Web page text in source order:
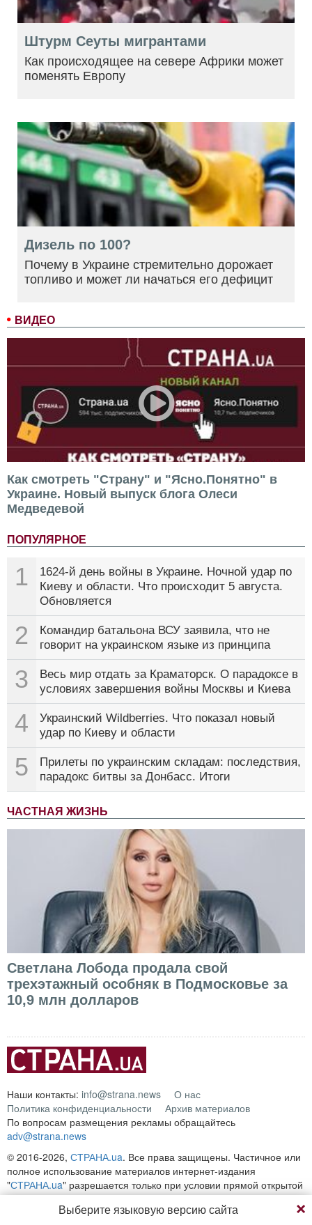
ВИДЕО
Как смотреть "Страну" и "Ясно.Понятно" в
Украине. Новый выпуск блога Олеси
Медведевой
ПОПУЛЯРНОЕ
1
1624-й день войны в Украине. Ночной удар по
Киеву и области. Что происходит 5 августа.
Обновляется
2
Командир батальона ВСУ заявила, что не
говорит на украинском языке из принципа
3
Весь мир отдать за Краматорск. О парадоксе в
условиях завершения войны Москвы и Киева
4
Украинский Wildberries. Что показал новый
удар по Киеву и области
5
Прилеты по украинским складам: последствия,
парадокс битвы за Донбасс. Итоги
ЧАСТНАЯ ЖИЗНЬ
Светлана Лобода продала свой
трехэтажный особняк в Подмосковье за
10,9 млн долларов
Штурм Сеуты мигрантами
Как происходящее на севере Африки может
поменять Европу
Дизель по 100?
Почему в Украине стремительно дорожает
топливо и может ли начаться его дефицит
Наши контакты: info@strana.news
О нас
Политика конфиденциальности
Архив материалов
По вопросам размещения рекламы обращайтесь
adv@strana.news
© 2016-2026, СТРАНА.ua. Все права защищены. Частичное или
полное использование материалов интернет-издания
"СТРАНА.ua" разрешается только при условии прямой открытой
для поисковых систем гиперссылки на непосредственный адрес
материала на сайтеstrana.ua
Выберите языковую версию сайта